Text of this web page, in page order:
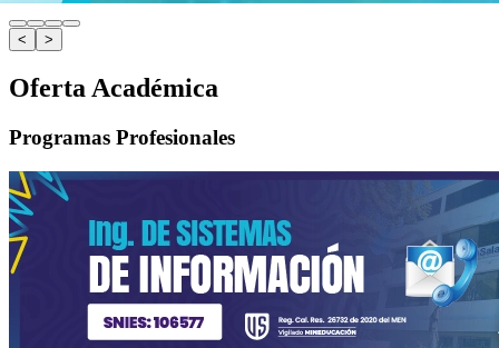
< >
Oferta Académica
Programas Profesionales